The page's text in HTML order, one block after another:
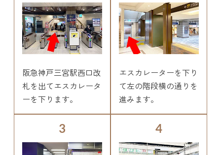
阪急神戸三宮駅西口改
札を出てエスカレータ
ーを下ります。
エスカレーターを下り
て左の階段横の通りを
進みます。
3 4